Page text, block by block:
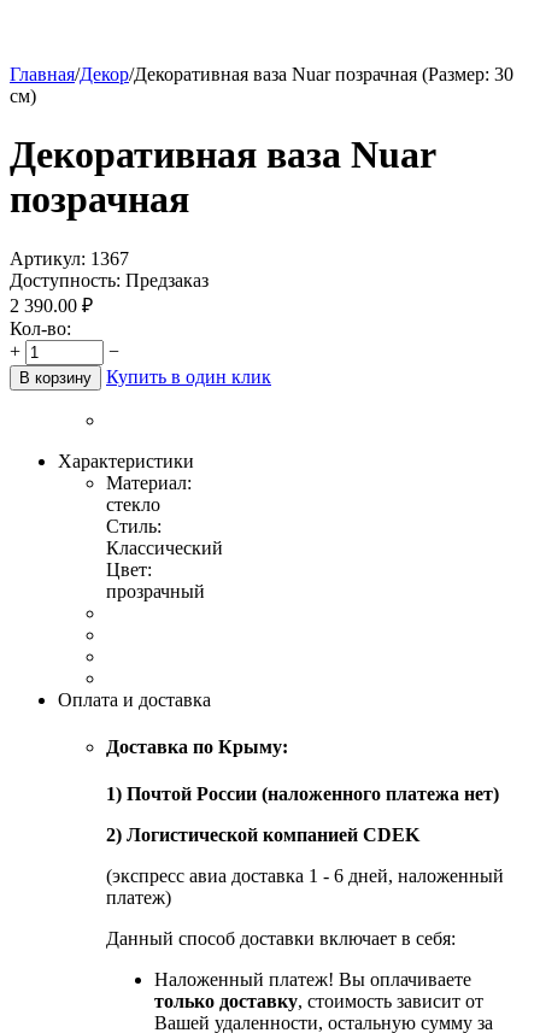
Главная/Декор/Декоративная ваза Nuar позрачная (Размер: 30
см)
Декоративная ваза Nuar
позрачная
Артикул: 1367
Доступность: Предзаказ
2 390.00 ₽
Кол-во:
+
−
В корзину Купить в один клик
Характеристики
Материал:
стекло
Стиль:
Классический
Цвет:
прозрачный
Оплата и доставка
Доставка по Крыму:
1) Почтой России (наложенного платежа нет)
2) Логистической компанией CDEK
(экспресс авиа доставка 1 - 6 дней, наложенный
платеж)
Данный способ доставки включает в себя:
Наложенный платеж! Вы оплачиваете
только доставку, стоимость зависит от
Вашей удаленности, остальную сумму за